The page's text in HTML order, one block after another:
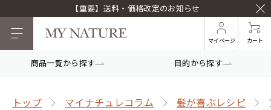
【重要】送料・価格改定のお知らせ
マイページ カート
商品一覧から探す 目的から探す
トップ マイナチュレコラム 髪が喜ぶレシピ